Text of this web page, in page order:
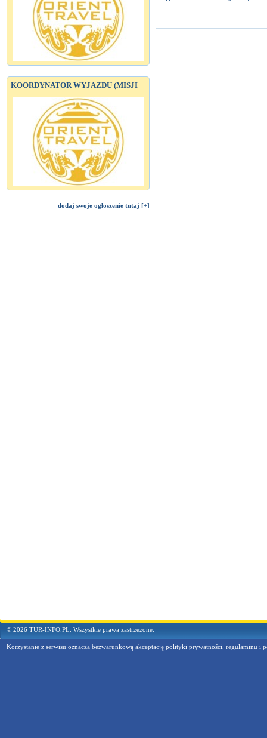
KOORDYNATOR WYJAZDU (MISJI
dodaj swoje ogłoszenie tutaj [+]
© 2026 TUR-INFO.PL. Wszystkie prawa zastrzeżone.
Korzystanie z serwisu oznacza bezwarunkową akceptację polityki prywatności, regulaminu i